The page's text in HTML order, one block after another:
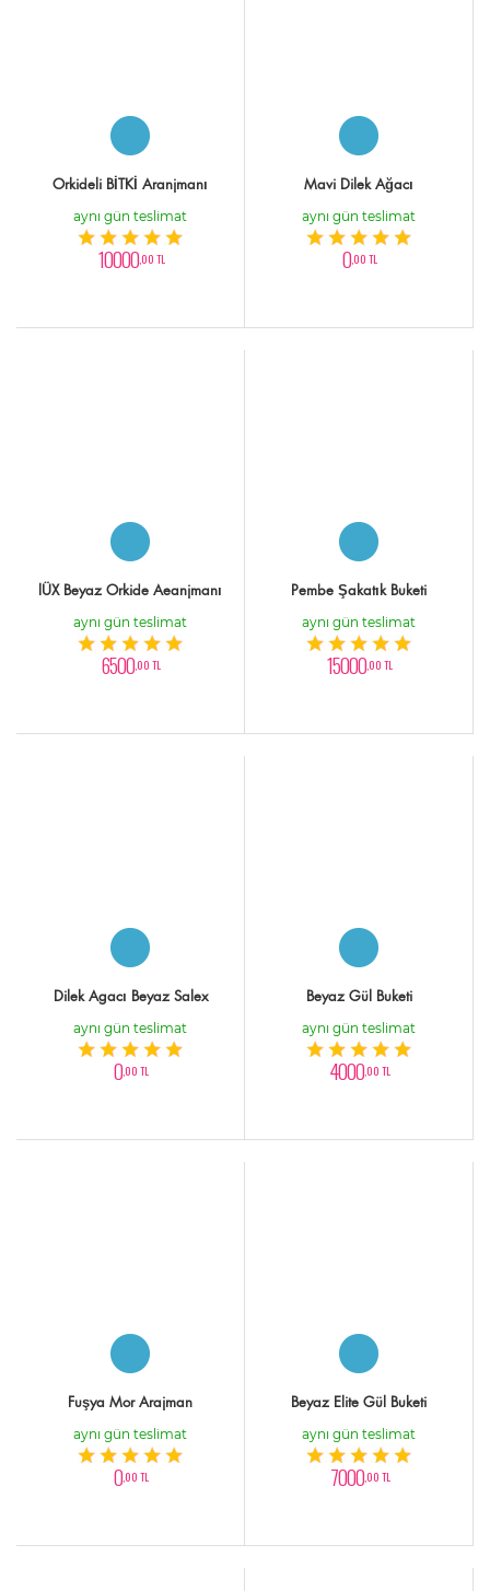
Orkideli BİTKİ Aranjmanı
aynı gün teslimat
10000,00 TL
Mavi Dilek Ağacı
aynı gün teslimat
0,00 TL
lÜX Beyaz Orkide Aeanjmanı
aynı gün teslimat
6500,00 TL
Pembe Şakatık Buketi
aynı gün teslimat
15000,00 TL
Dilek Agacı Beyaz Salex
aynı gün teslimat
0,00 TL
Beyaz Gül Buketi
aynı gün teslimat
4000,00 TL
Fuşya Mor Arajman
aynı gün teslimat
0,00 TL
Beyaz Elite Gül Buketi
aynı gün teslimat
7000,00 TL